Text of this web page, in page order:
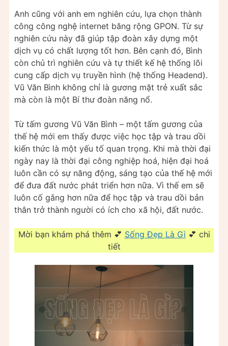
Anh cũng với anh em nghiên cứu, lựa chọn thành
công công nghệ internet băng rộng GPON. Từ sự
nghiên cứu này đã giúp tập đoàn xây dựng một
dịch vụ có chất lượng tốt hơn. Bên cạnh đó, Bình
còn chủ trì nghiên cứu và tự thiết kế hệ thống lõi
cung cấp dịch vụ truyền hình (hệ thống Headend).
Vũ Văn Bình không chỉ là gương mặt trẻ xuất sắc
mà còn là một Bí thư đoàn năng nổ.
Từ tấm gương Vũ Văn Bình – một tấm gương của
thế hệ mới em thấy được việc học tập và trau dồi
kiến thức là một yếu tố quan trọng. Khi mà thời đại
ngày nay là thời đại công nghiệp hoá, hiện đại hoá
luôn cần có sự năng động, sáng tạo của thế hệ mới
để đưa đất nước phát triển hơn nữa. Vì thế em sẽ
luôn cố gắng hơn nữa để học tập và trau dồi bản
thân trở thành người có ích cho xã hội, đất nước.
Mời bạn khám phá thêm 💕 Sống Đẹp Là Gì 💕 chi
tiết